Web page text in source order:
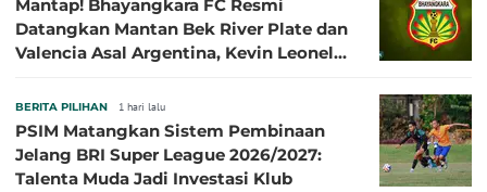
Mantap! Bhayangkara FC Resmi
Datangkan Mantan Bek River Plate dan
Valencia Asal Argentina, Kevin Leonel
BERITA PILIHAN 1 hari lalu
PSIM Matangkan Sistem Pembinaan
Jelang BRI Super League 2026/2027:
Talenta Muda Jadi Investasi Klub